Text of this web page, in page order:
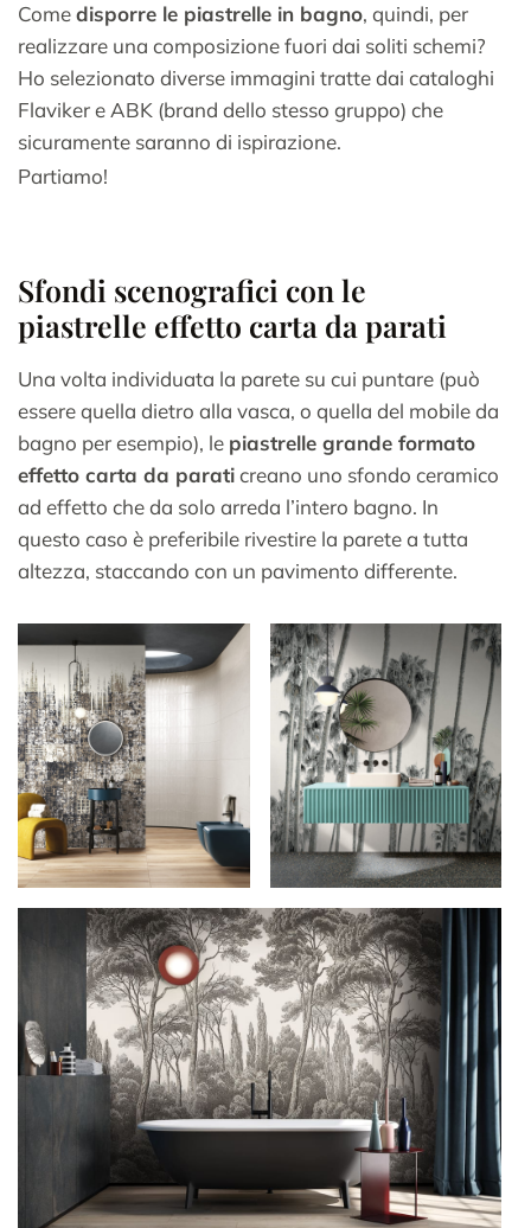
Comedisporre le piastrelle in bagno, quindi, per
realizzare una composizione fuori dai soliti schemi?
Ho selezionato diverse immagini tratte dai cataloghi
Flaviker e ABK (brand dello stesso gruppo) che
sicuramente saranno di ispirazione.
Partiamo!
Sfondi scenografici con le
piastrelle effetto carta da parati
Una volta individuata la parete su cui puntare (può
essere quella dietro alla vasca, o quella del mobile da
bagno per esempio), le piastrelle grande formato
effetto carta da paraticreano uno sfondo ceramico
ad effetto che da solo arreda l’intero bagno. In
questo caso è preferibile rivestire la parete a tutta
altezza, staccando con un pavimento differente.